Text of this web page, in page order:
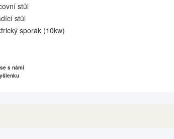
stůl
stůl
sporák (10kw)
s námi